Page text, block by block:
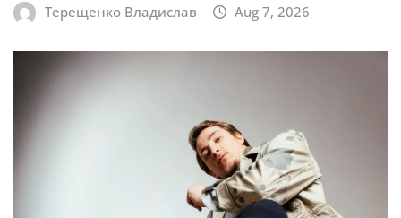
Терещенко Владислав Aug 7, 2026